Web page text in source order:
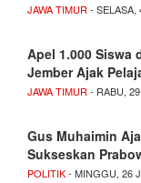
JAWA TIMUR - SELASA,
Apel 1.000 Siswa
Jember Ajak
JAWA TIMUR - RABU,
Gus Muhaimin
Sukseskan
POLITIK- MINGGU, 26